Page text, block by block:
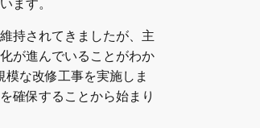
ます。
持されてきましたが、主
が進んでいることがわか
模な改修工事を実施しま
確保することから始まり